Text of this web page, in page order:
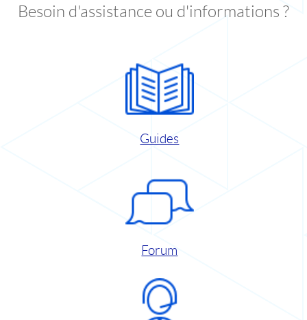
Besoin d'assistance ou d'informations ?
Guides
Forum